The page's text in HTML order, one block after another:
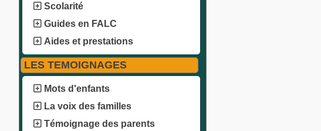
Scolarité
Guides en FALC
Aides et prestations
LES TEMOIGNAGES
Mots d'enfants
La voix des familles
Témoignage des parents